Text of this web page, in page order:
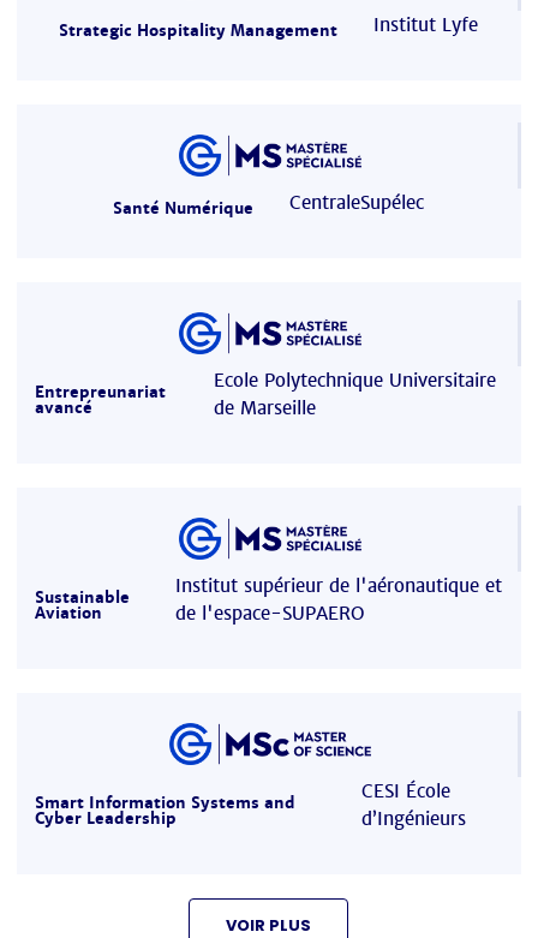
Strategic Hospitality Management Institut Lyfe
Santé Numérique CentraleSupélec
Entrepreunariat
avancé
Ecole Polytechnique Universitaire
de Marseille
Sustainable
Aviation
Institut supérieur de l'aéronautique et
de l'espace-SUPAERO
Smart Information Systems and
Cyber Leadership
CESI École
d’Ingénieurs
VOIR PLUS